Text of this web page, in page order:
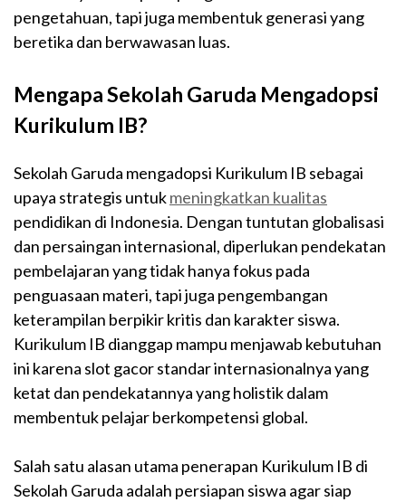
pengetahuan, tapi juga membentuk generasi yang
beretika dan berwawasan luas.
Mengapa Sekolah Garuda Mengadopsi
Kurikulum IB?
Sekolah Garuda mengadopsi Kurikulum IB sebagai
upaya strategis untukmeningkatkan kualitas
pendidikan di Indonesia. Dengan tuntutan globalisasi
dan persaingan internasional, diperlukan pendekatan
pembelajaran yang tidak hanya fokus pada
penguasaan materi, tapi juga pengembangan
keterampilan berpikir kritis dan karakter siswa.
Kurikulum IB dianggap mampu menjawab kebutuhan
ini karena slot gacorstandar internasionalnya yang
ketat dan pendekatannya yang holistik dalam
membentuk pelajar berkompetensi global.
Salah satu alasan utama penerapan Kurikulum IB di
Sekolah Garuda adalah persiapan siswa agar siap